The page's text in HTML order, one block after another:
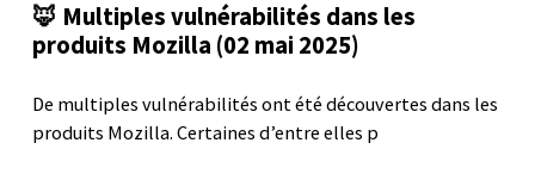
🦊 Multiples vulnérabilités dans les
produits Mozilla (02 mai 2025)
De multiples vulnérabilités ont été découvertes dans les
produits Mozilla. Certaines d’entre elles p